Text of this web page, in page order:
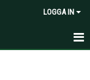
LOGGA IN